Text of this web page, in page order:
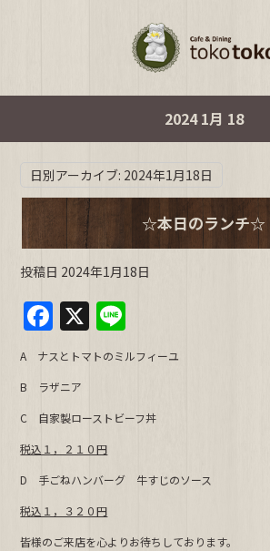
2024 1月 18
日別アーカイブ: 2024年1月18日
☆本日のランチ☆
投稿日 2024年1月18日
F
a
c
e
b
o
o
k
X
n
e
A ナスとトマトのミルフィーユ
B ラザニア
C 自家製ローストビーフ丼
税込１，２１０円
D 手ごねハンバーグ 牛すじのソース
税込１，３２０円
皆様のご来店を心よりお待ちしております。